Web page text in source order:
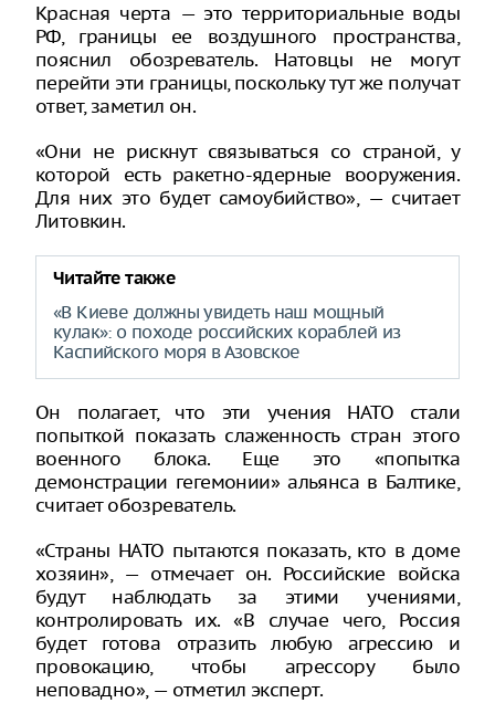
Красная черта — это территориальные воды
РФ, границы ее воздушного пространства,
пояснил обозреватель. Натовцы не могут
перейти эти границы, поскольку тут же получат
ответ, заметил он.
«Они не рискнут связываться со страной, у
которой есть ракетно-ядерные вооружения.
Для них это будет самоубийство», — считает
Литовкин.
Читайте также
«В Киеве должны увидеть наш мощный
кулак»: о походе российских кораблей из
Каспийского моря в Азовское
Он полагает, что эти учения НАТО стали
попыткой показать слаженность стран этого
военного блока. Еще это «попытка
демонстрации гегемонии» альянса в Балтике,
считает обозреватель.
«Страны НАТО пытаются показать, кто в доме
хозяин», — отмечает он. Российские войска
будут наблюдать за этими учениями,
контролировать их. «В случае чего, Россия
будет готова отразить любую агрессию и
провокацию, чтобы агрессору было
неповадно», — отметил эксперт.